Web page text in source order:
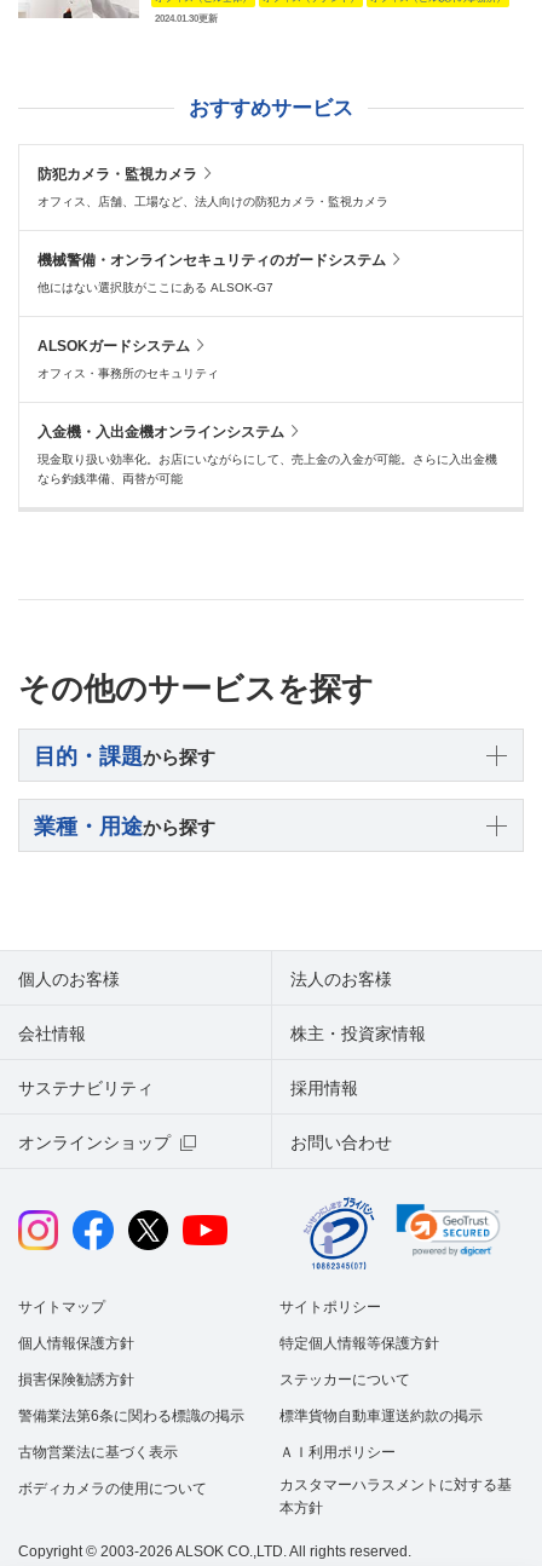
2024.01.30更新
おすすめサービス
防犯カメラ・監視カメラ
オフィス、店舗、工場など、法人向けの防犯カメラ・監視カメラ
機械警備・オンラインセキュリティのガードシステム
他にはない選択肢がここにある ALSOK-G7
ALSOKガードシステム
オフィス・事務所のセキュリティ
入金機・入出金機オンラインシステム
現金取り扱い効率化。お店にいながらにして、売上金の入金が可能。さらに入出金機
なら釣銭準備、両替が可能
その他のサービスを探す
目的・課題から探す
業種・用途から探す
個人のお客様 法人のお客様
会社情報 株主・投資家情報
サステナビリティ
オンラインショップ お問い合わせ
採用情報
サイトマップ サイトポリシー
個人情報保護方針 特定個人情報等保護方針
損害保険勧誘方針 ステッカーについて
警備業法第6条に関わる標識の掲示 標準貨物自動車運送約款の掲示
古物営業法に基づく表示 ＡＩ利用ポリシー
ボディカメラの使用について
カスタマーハラスメントに対する基
本方針
Copyright © 2003-2026 ALSOK CO.,LTD. All rights reserved.